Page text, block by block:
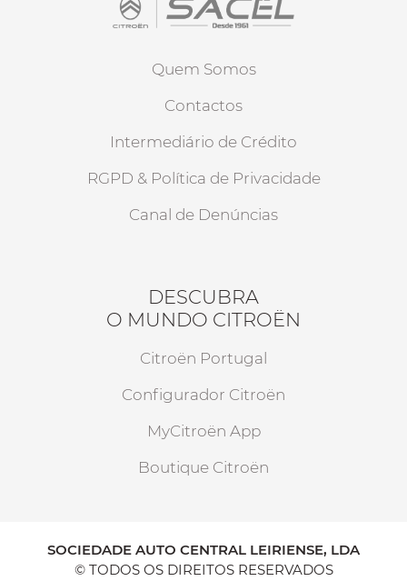
Quem Somos
Contactos
Intermediário de Crédito
RGPD & Política de Privacidade
Canal de Denúncias
DESCUBRA
O MUNDO CITROËN
Citroën Portugal
Configurador Citroën
MyCitroën App
Boutique Citroën
SOCIEDADE AUTO CENTRAL LEIRIENSE, LDA
© TODOS OS DIREITOS RESERVADOS